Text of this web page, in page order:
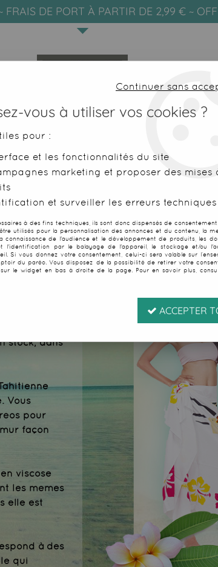
DE PORT À PARTIR DE 2,99 € ~
DE PLAGE FOUTAS
TEST
plus
stock, dans
Vous
pour
façon
viscose
les mêmes
elle est
à des
qui
Continuer sans
vous à utiliser vos cookies ?
pour :
et les fonctionnalités du site
marketing et proposer des mises
et surveiller les erreurs techniques
à des fins techniques, ils sont donc dispensés de consentement.
utilisés pour la personnalisation des annonces et du contenu, la
connaissance de l'audience et le développement de produits, les
l'identification par le balayage de l'appareil, le stockage et/ou
Si vous donnez votre consentement, celui-ci sera valable sur
du paréo. Vous disposez de la possibilité de retirer votre
le widget en bas à droite de la page. Pour en savoir plus,
ACCEPTER